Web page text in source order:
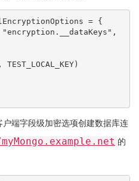
=
{
"encryption.__dataKeys" ,
, TEST_LOCAL_KEY)
户端字段级加密选项创建数据库连
的